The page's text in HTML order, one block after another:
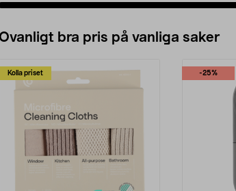
bra pris på vanliga saker
Kolla priset -25%